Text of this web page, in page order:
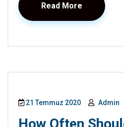
Read More
21 Temmuz 2020 Admin